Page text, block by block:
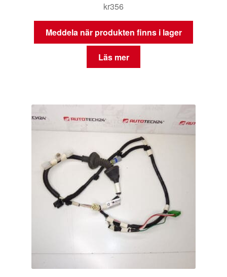
kr356
Meddela när produkten finns i lager
Läs mer